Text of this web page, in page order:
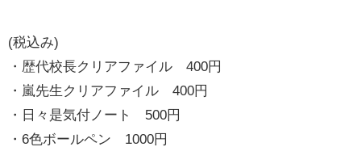
(税込み)
・歴代校長クリアファイル 400円
・嵐先生クリアファイル 400円
・日々是気付ノート 500円
・6色ボールペン 1000円